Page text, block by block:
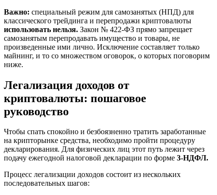
Важно: специальный режим для самозанятых (НПД) для
классического трейдинга и перепродажи криптовалюты
использовать нельзя. Закон № 422-ФЗ прямо запрещает
самозанятым перепродавать имущество и товары, не
произведенные ими лично. Исключение составляет только
майнинг, и то со множеством оговорок, о которых поговорим
ниже.
Легализация доходов от
криптовалюты: пошаговое
руководство
Чтобы спать спокойно и безбоязненно тратить заработанные
на крипторынке средства, необходимо пройти процедуру
декларирования. Для физических лиц этот путь лежит через
подачу ежегодной налоговой декларации по форме 3-НДФЛ.
Процесс легализации доходов состоит из нескольких
последовательных шагов: